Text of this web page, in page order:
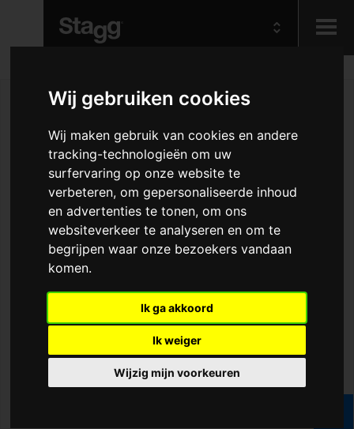
Wij gebruiken cookies
Wij maken gebruik van cookies en andere
tracking-technologieën om uw
surfervaring op onze website te
verbeteren, om gepersonaliseerde inhoud
en advertenties te tonen, om ons
websiteverkeer te analyseren en om te
begrijpen waar onze bezoekers vandaan
komen.
Ik ga akkoord
Ik weiger
Wijzig mijn voorkeuren
Audio &
Lighting